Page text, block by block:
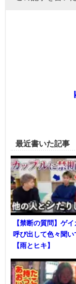
最近書いた記事
【禁断の質問】ゲ
呼び出して色々聞い
【雨とヒキ】